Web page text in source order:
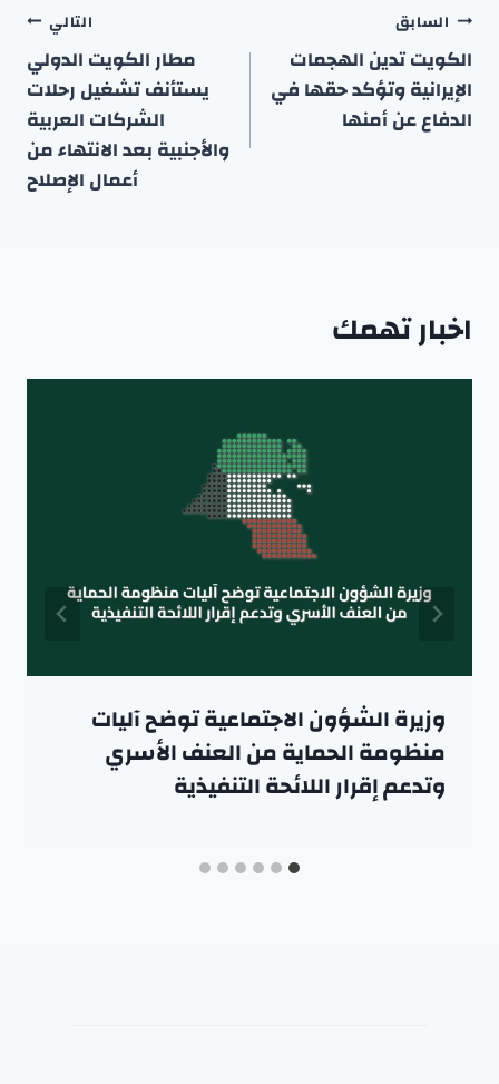
تصفّح
المقالات
السابق
الكويت تدين الهجمات
الإيرانية وتؤكد حقها في
الدفاع عن أمنها
التالي
مطار الكويت الدولي
يستأنف تشغيل رحلات
الشركات العربية
والأجنبية بعد الانتهاء من
أعمال الإصلاح
اخبار تهمك
وزيرة الشؤون الاجتماعية توضح آليات
منظومة الحماية من العنف الأسري
وتدعم إقرار اللائحة التنفيذية